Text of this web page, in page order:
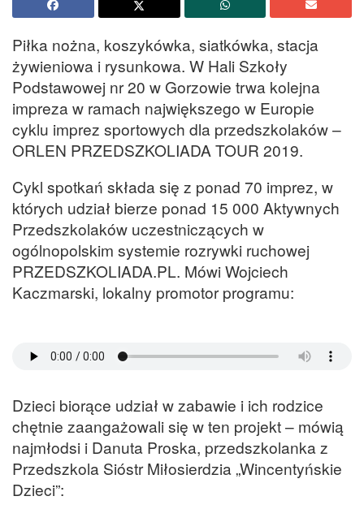
Piłka nożna, koszykówka, siatkówka, stacja
żywieniowa i rysunkowa. W Hali Szkoły
Podstawowej nr 20 w Gorzowie trwa kolejna
impreza w ramach największego w Europie
cyklu imprez sportowych dla przedszkolaków –
ORLEN PRZEDSZKOLIADA TOUR 2019.
Cykl spotkań składa się z ponad 70 imprez, w
których udział bierze ponad 15 000 Aktywnych
Przedszkolaków uczestniczących w
ogólnopolskim systemie rozrywki ruchowej
PRZEDSZKOLIADA.PL. Mówi Wojciech
Kaczmarski, lokalny promotor programu:
Dzieci biorące udział w zabawie i ich rodzice
chętnie zaangażowali się w ten projekt – mówią
najmłodsi i Danuta Proska, przedszkolanka z
Przedszkola Sióstr Miłosierdzia „Wincentyńskie
Dzieci”: